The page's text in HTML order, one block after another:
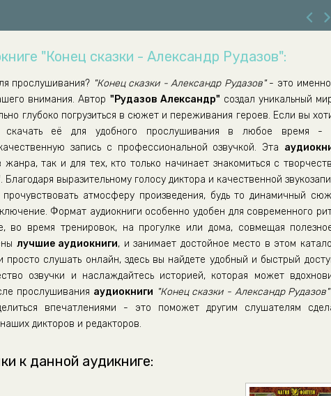
"Конец сказки - Александр Рудазов":
прослушивания? "Конец сказки - Александр Рудазов"- это именно
внимания. Автор "Рудазов Александр" создал уникальный
глубоко погрузиться в сюжет и переживания героев. Если вы
её для удобного прослушивания в любое время -
запись с профессиональной озвучкой. Эта
так и для тех, кто только начинает знакомиться с
. Благодаря выразительному голосу диктора и качественной
атмосферу произведения, будь то динамичный
Формат аудиокниги особенно удобен для современного
время тренировок, на прогулке или дома, совмещая
лучшие аудиокниги, и занимает достойное место в этом
просто слушать онлайн, здесь вы найдете удобный и быстрый
озвучки и наслаждайтесь историей, которая может
прослушивания аудиокниги "Конец сказки - Александр Рудазов"
впечатлениями - это поможет другим слушателям
дикторов и редакторов.
к данной аудикниге: